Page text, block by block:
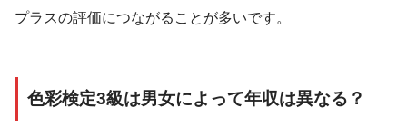
プラスの評価につながることが多いです。
色彩検定3級は男女によって年収は異なる？